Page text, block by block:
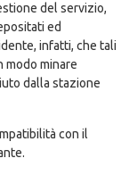
del servizio,
ed
infatti, che tali
modo minare
dalla stazione
con il